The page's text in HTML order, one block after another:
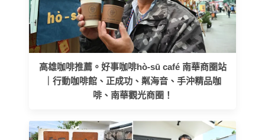
高雄咖啡推薦。好事咖啡hò-sū café 南華商圈站
｜行動咖啡館、正成功、粼海音、手沖精品咖
啡、南華觀光商圈！